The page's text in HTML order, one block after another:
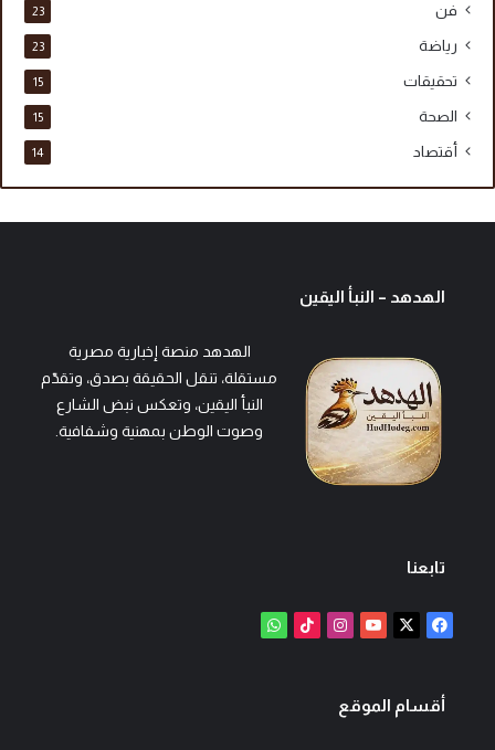
فن 23
رياضة 23
تحقيقات 15
الصحة 15
أقتصاد 14
الهدهد – النبأ اليقين
الهدهد منصة إخبارية مصرية
مستقلة، تنقل الحقيقة بصدق، وتقدّم
النبأ اليقين، وتعكس نبض الشارع
وصوت الوطن بمهنية وشفافية.
تابعنا
فيسبوك ‫YouTubeانستقرام‫TikTok
أقسام الموقع